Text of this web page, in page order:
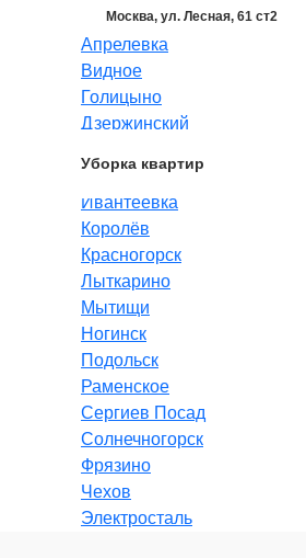
Москва, ул. Лесная, 61 ст2
Апрелевка
Видное
Голицыно
Дзержинский
Жуковский
Ивантеевка
Королёв
Красногорск
Лыткарино
Мытищи
Ногинск
Подольск
Раменское
Сергиев Посад
Солнечногорск
Фрязино
Чехов
Электросталь
Уборка квартир